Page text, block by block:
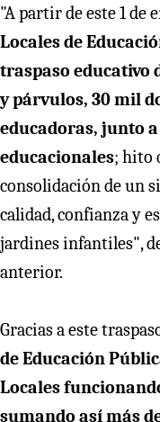
"A partir de este 1 de
Locales de
traspaso educativo
y párvulos, 30 mil
educadoras, junto
educacionales; hito
consolidación de un
calidad, confianza y
jardines infantiles",
anterior.
Gracias a este
de Educación
Locales
sumando así más